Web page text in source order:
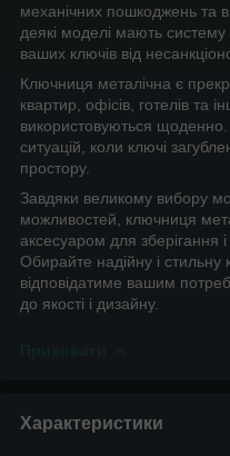
механічних пошкоджень та
деякі моделі мають систему
ваших ключів від
Ключниця металічна є
квартир, офісів, готелів та
використовуються
ситуацій, коли ключі
простору.
Завдяки великому вибору
можливостей, ключниця
аксесуаром для зберігання і
Обирайте надійну і
відповідатиме вашим
до якості і дизайну.
Характеристики